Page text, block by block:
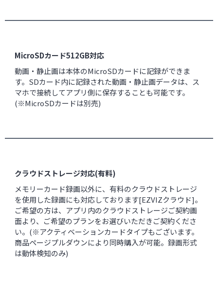
MicroSDカード512GB対応
動画・静止画は本体のMicroSDカードに記録ができま
す。SDカード内に記録された動画・静止画データは、ス
マホで接続してアプリ側に保存することも可能です。
(※MicroSDカードは別売)
クラウドストレージ対応(有料)
メモリーカード録画以外に、有料のクラウドストレージ
を使用した録画にも対応しております[EZVIZクラウド]。
ご希望の方は、アプリ内のクラウドストレージご契約画
面より、ご希望のプランをお選びいただきご契約くださ
い。(※アクティベーションカードタイプもございます。
商品ページプルダウンにより同時購入が可能。録画形式
は動体検知のみ)